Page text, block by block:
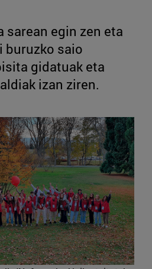
sarean egin zen eta
buruzko saio
gidatuak eta
izan ziren.